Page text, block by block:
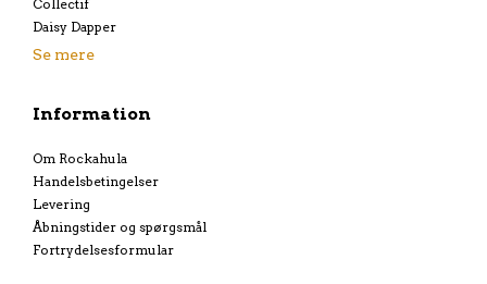
Collectif
Daisy Dapper
Se mere
Information
Om Rockahula
Handelsbetingelser
Levering
Åbningstider og spørgsmål
Fortrydelsesformular